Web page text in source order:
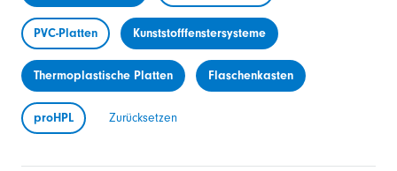
PVC-Platten Kunststofffenstersysteme
Thermoplastische Platten Flaschenkasten
proHPL Zurücksetzen